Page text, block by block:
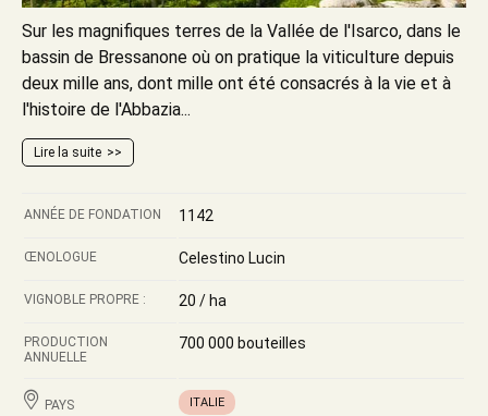
Sur les magnifiques terres de la Vallée de l'Isarco, dans le
bassin de Bressanone où on pratique la viticulture depuis
deux mille ans, dont mille ont été consacrés à la vie et à
l'histoire de l'Abbazia...
Lire la suite
ANNÉE DE FONDATION 1142
ŒNOLOGUE Celestino Lucin
VIGNOBLE PROPRE : 20 / ha
PRODUCTION
ANNUELLE
700 000 bouteilles
PAYS ITALIE